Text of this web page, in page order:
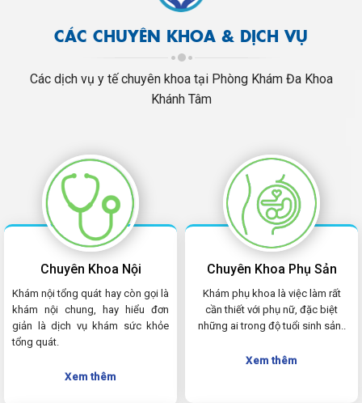
CÁC CHUYÊN KHOA & DỊCH VỤ
Các dịch vụ y tế chuyên khoa tại Phòng Khám Đa Khoa
Khánh Tâm
Chuyên Khoa Nội
Khám nội tổng quát hay còn gọi là
khám nội chung, hay hiểu đơn
giản là dịch vụ khám sức khỏe
tổng quát.
Xem thêm
Chuyên Khoa Phụ Sản
Khám phụ khoa là việc làm rất
cần thiết với phụ nữ, đặc biệt
những ai trong độ tuổi sinh sản..
Xem thêm